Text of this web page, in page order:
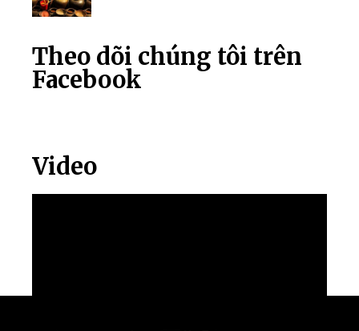
Theo dõi chúng tôi trên
Facebook
Video